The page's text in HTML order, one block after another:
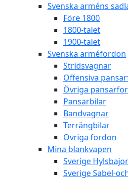
Svenska arméns
Före 1800
1800-talet
1900-talet
Svenska arméfordon
Stridsvagnar
Offensiva
Övriga
Pansarbilar
Bandvagnar
Terrängbilar
Övriga fordon
Mina blankvapen
Sverige
Sverige Sabel-